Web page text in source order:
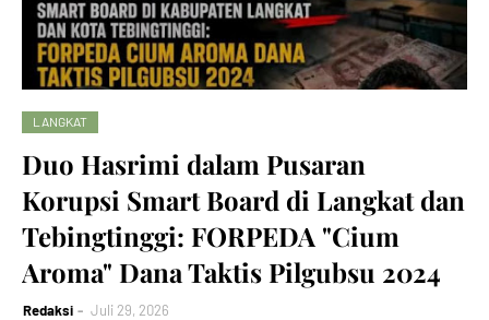
LANGKAT
‎Duo Hasrimi dalam Pusaran
Korupsi Smart Board di Langkat dan
Tebingtinggi: FORPEDA "Cium
Aroma" Dana Taktis Pilgubsu 2024 ‎
Redaksi Juli 29, 2026